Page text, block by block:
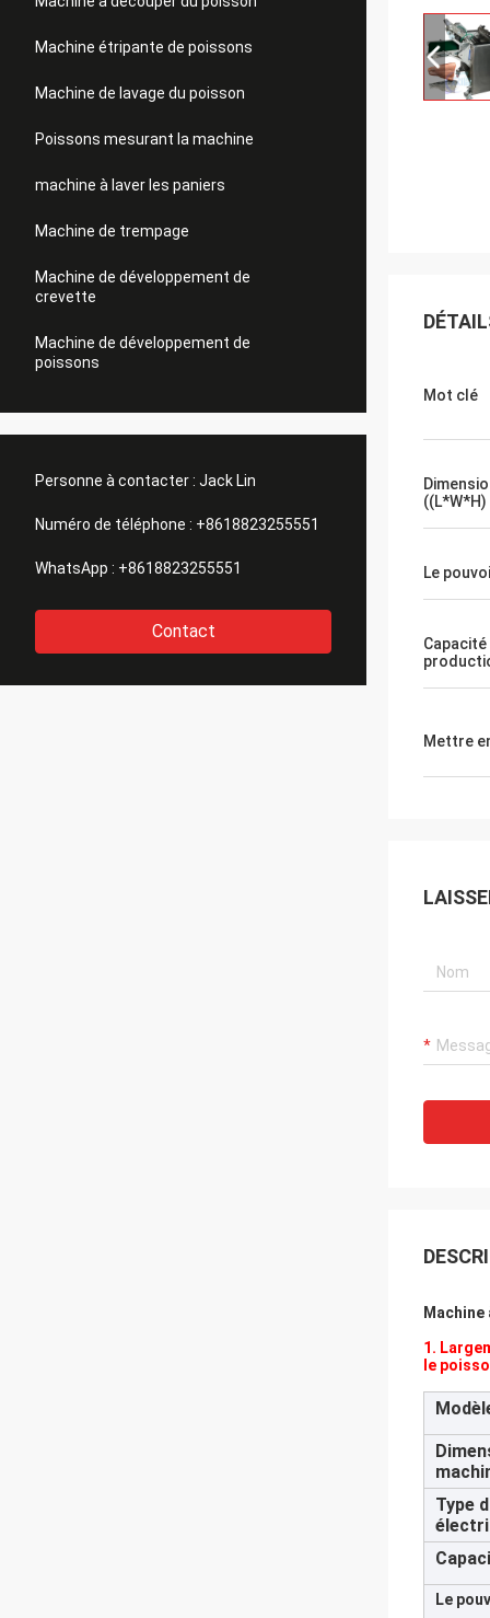
Machine étripante de poissons
Machine de lavage du poisson
Poissons mesurant la machine
machine à laver les paniers
Machine de trempage
Machine de développement de
crevette
Machine de développement de
poissons
Personne à contacter : Jack Lin
Numéro de téléphone : +8618823255551
WhatsApp : +8618823255551
Contact
Mot clé
((L*W*H)
Le
Capacité
Mettre
1.
le
Type
Le